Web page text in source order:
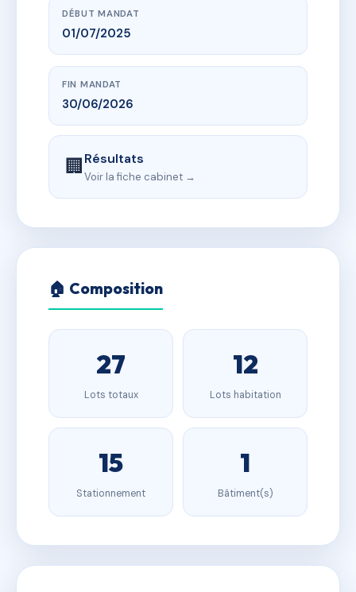
DÉBUT MANDAT
01/07/2025
FIN MANDAT
30/06/2026
🏢Résultats
Voir la fiche cabinet →
🏠 Composition
27
Lots totaux
12
Lots habitation
15
Stationnement
1
Bâtiment(s)